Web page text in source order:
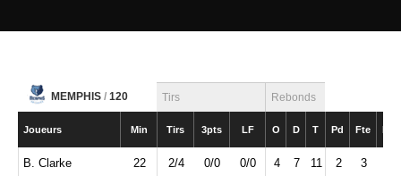
MEMPHIS / 120 Tirs Rebonds
Joueurs Min Tirs 3pts LF O D T Pd Fte
B. Clarke 22 2/4 0/0 0/0 4 7 11 2 3